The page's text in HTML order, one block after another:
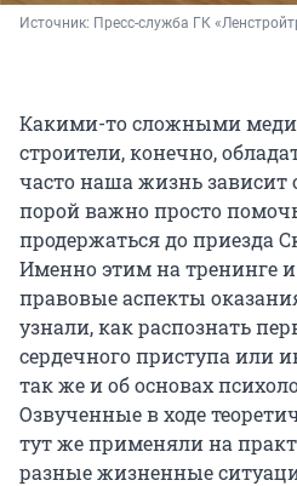
Источник: Пресс-служба ГК
Какими-то сложными
строители, конечно,
часто наша жизнь зависит
порой важно просто
продержаться до приезда
Именно этим на тренинге
правовые аспекты
узнали, как распознать
сердечного приступа или
так же и об основах
Озвученные в ходе
тут же применяли на
разные жизненные